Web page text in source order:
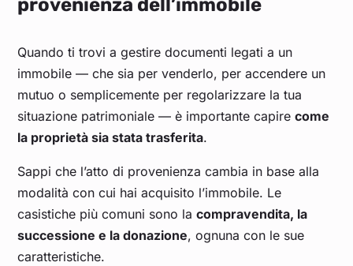
provenienza dell’immobile
Quando ti trovi a gestire documenti legati a un
immobile — che sia per venderlo, per accendere un
mutuo o semplicemente per regolarizzare la tua
situazione patrimoniale — è importante capirecome
la proprietà sia stata trasferita.
Sappi che l’atto di provenienza cambia in base alla
modalità con cui hai acquisito l’immobile. Le
casistiche più comuni sono lacompravendita, la
successione e la donazione, ognuna con le sue
caratteristiche.